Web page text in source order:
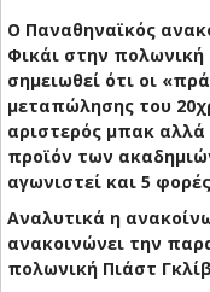
O Παναθηναϊκός
Φικάι στην πολωνική
σημειωθεί ότι οι
μεταπώλησης του
αριστερός μπακ
προϊόν των
αγωνιστεί και 5
Αναλυτικά η
ανακοινώνει την
πολωνική Πιάστ